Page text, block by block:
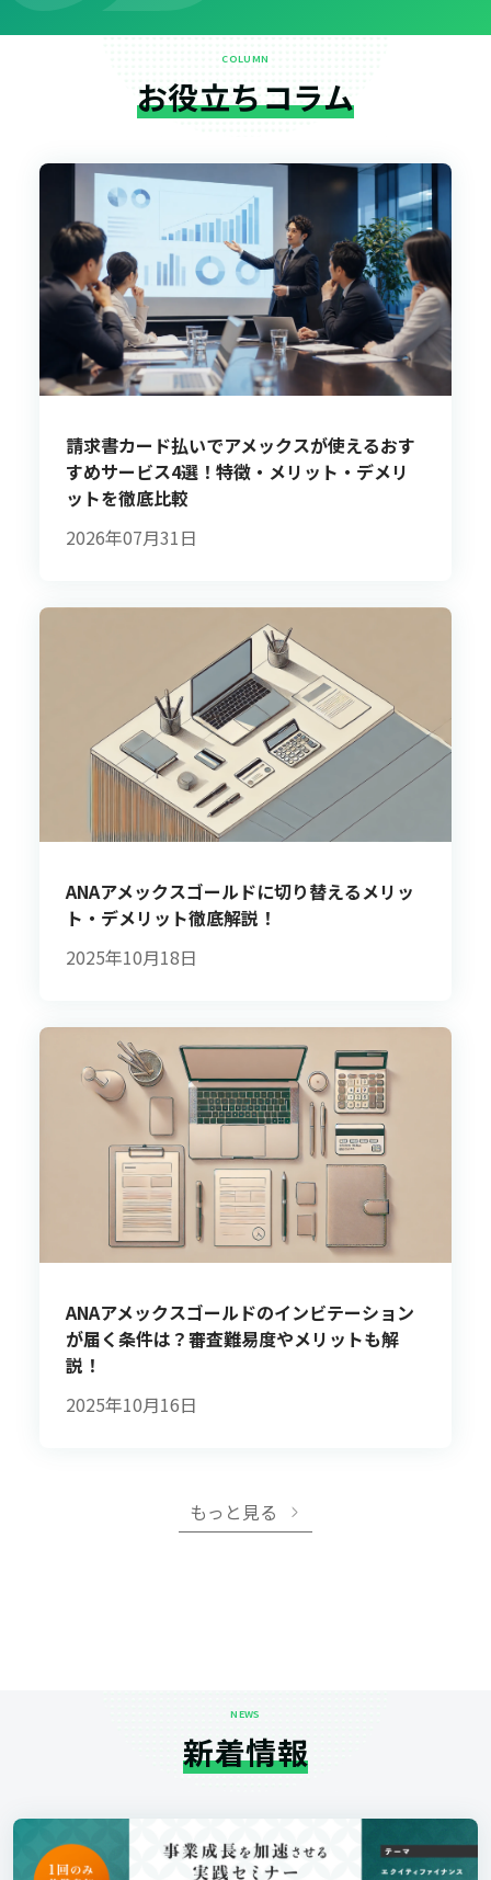
COLUMN
お役立ちコラム
請求書カード払いでアメックスが使えるおす
すめサービス4選！特徴・メリット・デメリ
ットを徹底比較
2026年07月31日
ANAアメックスゴールドに切り替えるメリッ
ト・デメリット徹底解説！
2025年10月18日
ANAアメックスゴールドのインビテーション
が届く条件は？審査難易度やメリットも解
説！
2025年10月16日
もっと見る
NEWS
新着情報